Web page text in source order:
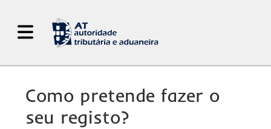
Abrir Menu de Navegação
Como pretende fazer o
seu registo?